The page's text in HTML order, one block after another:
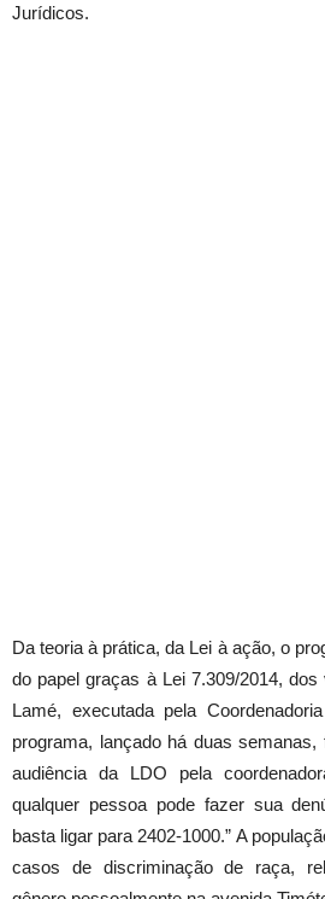
Jurídicos.
Da teoria à prática, da Lei à ação, o
do papel graças à Lei 7.309/2014,
Lamé, executada pela
programa, lançado há duas semanas,
audiência da LDO pela
qualquer pessoa pode fazer sua
basta ligar para 2402-1000.” A
casos de discriminação de raça,